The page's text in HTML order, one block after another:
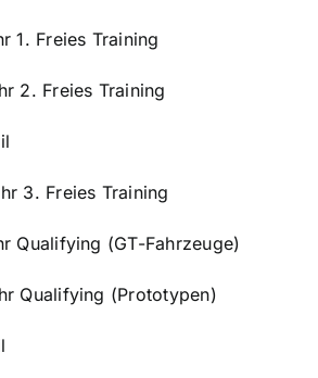
1. Freies Training
2. Freies Training
3. Freies Training
Qualifying (GT-Fahrzeuge)
Qualifying (Prototypen)